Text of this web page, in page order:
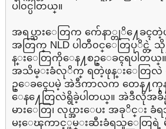
ပါ၀င္ပါတယ္။
အရပ္သားေတြက က်ေနာ္တုိ႔ေခၚ
အတြက္ NLD ပါတီ၀င္ေတြပုိင္တဲ့
န္းေတြကိုေန႔စဥ္ေခၚရပါတယ္
အသိမ္းခံလုိက္ ရတဲ့ဖုန္းေတြလဲ
ဥ္ေခၚေပမဲ့ အဲဒီကာလက တေန႔ကု
ေန႔ေတြလဲရွိခဲ့ပါတယ္။ အဲဒီလိုအခ်ိန္
မားေတြ၊ လုပ္အားေပး အခုိင္း ခံရ
မႈေၾကာင့္ဖမ္းဆီးခံရသူေတြရဲ့